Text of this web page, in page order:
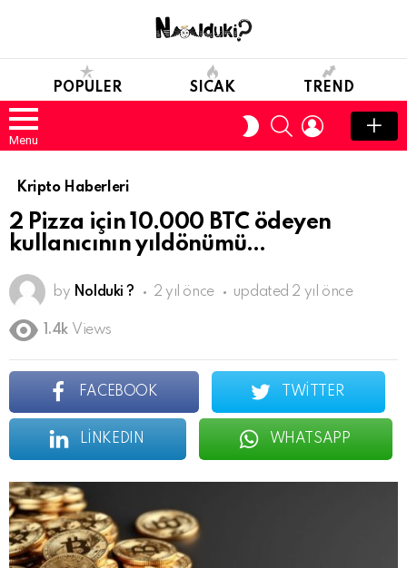
POPULER SICAK TREND
Menu
SWITCH
SKIN
SEARCHLOGIN
Kripto Haberleri
2 Pizza için 10.000 BTC ödeyen
kullanıcının yıldönümü…
by Nolduki ? 2 yıl önce updated 2 yıl önce
1.4k Views
FACEBOOK TWITTER
LINKEDIN WHATSAPP